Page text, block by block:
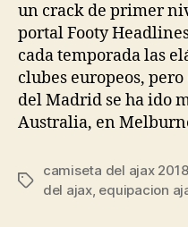
un crack de primer
portal Footy
cada temporada las
clubes europeos,
del Madrid se ha ido
Australia, en
Etiquetas
camiseta del ajax
del ajax, equipacion